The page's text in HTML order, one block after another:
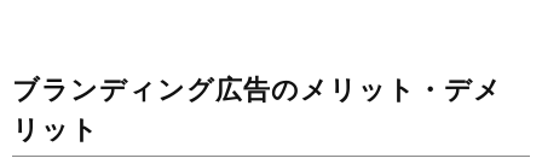
ブランディング広告のメリット・デメ
リット